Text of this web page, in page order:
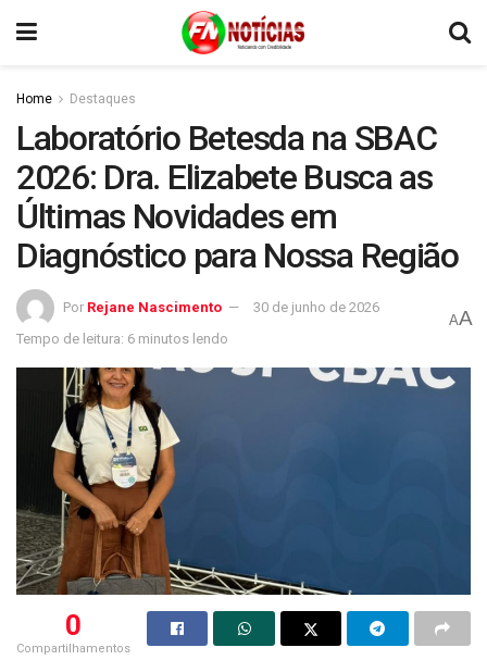
Home Destaques
Laboratório Betesda na SBAC
2026: Dra. Elizabete Busca as
Últimas Novidades em
Diagnóstico para Nossa Região
Por Rejane Nascimento
30 de junho de 2026
Tempo de leitura: 6 minutos lendo
AA
0
Compartilhamentos